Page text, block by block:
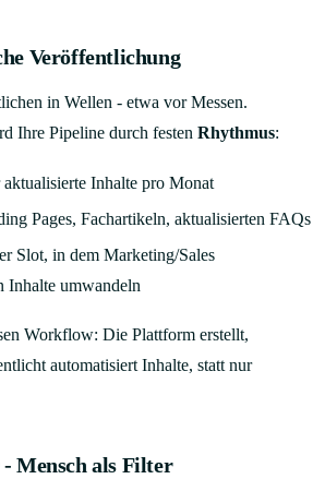
Veröffentlichung
in Wellen - etwa vor Messen.
Ihre Pipeline durch festen Rhythmus:
Inhalte pro Monat
Pages, Fachartikeln, aktualisierten FAQs
Slot, in dem Marketing/Sales
Inhalte umwandeln
Workflow: Die Plattform erstellt,
automatisiert Inhalte, statt nur
Mensch als Filter